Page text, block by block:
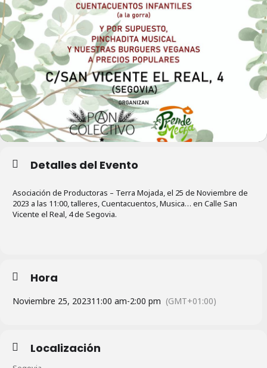
Detalles del Evento
Asociación de Productoras – Terra Mojada, el 25 de Noviembre de
2023 a las 11:00, talleres, Cuentacuentos, Musica… en Calle San
Vicente el Real, 4 de Segovia.
Hora
Noviembre 25, 202311:00 am-2:00 pm (GMT+01:00)
Localización